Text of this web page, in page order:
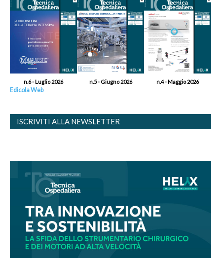
n.6 - Luglio 2026 n.5 - Giugno 2026 n.4 - Maggio 2026
Edicola Web
ISCRIVITI ALLA NEWSLETTER